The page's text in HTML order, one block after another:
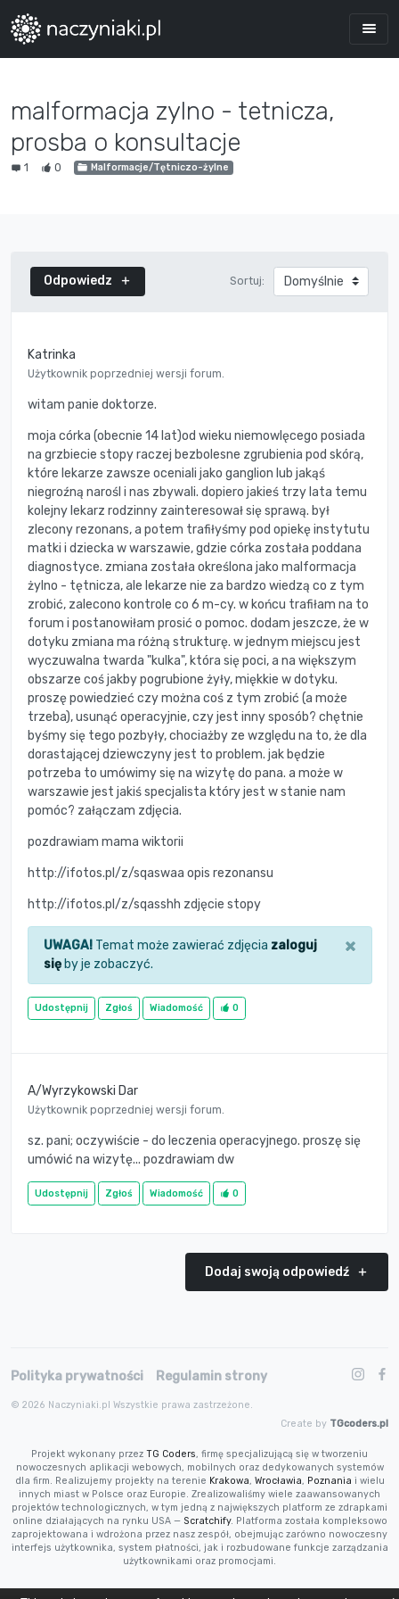
malformacja zylno - tetnicza,
prosba o konsultacje
1 0 Malformacje/Tętniczo-żylne
Odpowiedz Sortuj:
Katrinka
Użytkownik poprzedniej wersji forum.
witam panie doktorze.
moja córka (obecnie 14 lat)od wieku niemowlęcego posiada
na grzbiecie stopy raczej bezbolesne zgrubienia pod skórą,
które lekarze zawsze oceniali jako ganglion lub jakąś
niegroźną narośl i nas zbywali. dopiero jakieś trzy lata temu
kolejny lekarz rodzinny zainteresował się sprawą. był
zlecony rezonans, a potem trafiłyśmy pod opiekę instytutu
matki i dziecka w warszawie, gdzie córka została poddana
diagnostyce. zmiana została określona jako malformacja
żylno - tętnicza, ale lekarze nie za bardzo wiedzą co z tym
zrobić, zalecono kontrole co 6 m-cy. w końcu trafiłam na to
forum i postanowiłam prosić o pomoc. dodam jeszcze, że w
dotyku zmiana ma różną strukturę. w jednym miejscu jest
wyczuwalna twarda "kulka", która się poci, a na większym
obszarze coś jakby pogrubione żyły, miękkie w dotyku.
proszę powiedzieć czy można coś z tym zrobić (a może
trzeba), usunąć operacyjnie, czy jest inny sposób? chętnie
byśmy się tego pozbyły, chociażby ze względu na to, że dla
dorastającej dziewczyny jest to problem. jak będzie
potrzeba to umówimy się na wizytę do pana. a może w
warszawie jest jakiś specjalista który jest w stanie nam
pomóc? załączam zdjęcia.
pozdrawiam mama wiktorii
http://ifotos.pl/z/sqaswaa opis rezonansu
http://ifotos.pl/z/sqasshh zdjęcie stopy
UWAGA! Temat może zawierać zdjęcia zaloguj
się by je zobaczyć.
×
Udostępnij Zgłoś Wiadomość 0
A/Wyrzykowski Dar
Użytkownik poprzedniej wersji forum.
sz. pani; oczywiście - do leczenia operacyjnego. proszę się
umówić na wizytę... pozdrawiam dw
Udostępnij Zgłoś Wiadomość 0
Dodaj swoją odpowiedź
Polityka prywatności Regulamin strony
© 2026 Naczyniaki.pl Wszystkie prawa zastrzeżone.
Create by TGcoders.pl
Projekt wykonany przez TG Coders, firmę specjalizującą się w tworzeniu
nowoczesnych aplikacji webowych, mobilnych oraz dedykowanych systemów
dla firm. Realizujemy projekty na terenie Krakowa, Wrocławia, Poznania i wielu
innych miast w Polsce oraz Europie. Zrealizowaliśmy wiele zaawansowanych
projektów technologicznych, w tym jedną z największych platform ze zdrapkami
online działających na rynku USA — Scratchify. Platforma została kompleksowo
zaprojektowana i wdrożona przez nasz zespół, obejmując zarówno nowoczesny
interfejs użytkownika, system płatności, jak i rozbudowane funkcje zarządzania
użytkownikami oraz promocjami.